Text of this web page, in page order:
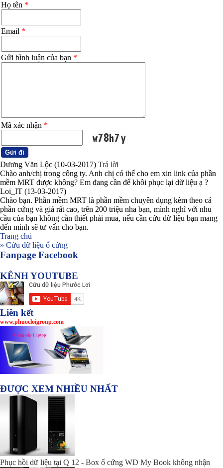
Họ tên *
Email *
Gửi bình luận của bạn *
Mã xác nhận *
Dương Văn Lộc (10-03-2017) Trả lời
Chào anh/chị trong công ty. Anh chị có thể cho em xin link của phần
mềm MRT được không? Em đang cần để khôi phục lại dữ liệu ạ ?
Loi_IT (13-03-2017)
Chào bạn. Phần mềm MRT là phần mềm chuyên dụng kèm theo cả
phần cứng và giá rất cao, trên 200 triệu nha bạn, mình nghĩ với nhu
cầu của bạn không cần thiết phải mua, nếu cần cứu dữ liệu bạn mang
đến mình sẽ tư vấn cho bạn.
Trang chủ
» Cứu dữ liệu ổ cứng
Fanpage Facebook
KÊNH YOUTUBE
Liên kết
www.phuocloigroup.com
ĐƯỢC XEM NHIỀU NHẤT
Phục hồi dữ liệu tại Q 12 - Box ổ cứng WD My Book không nhận